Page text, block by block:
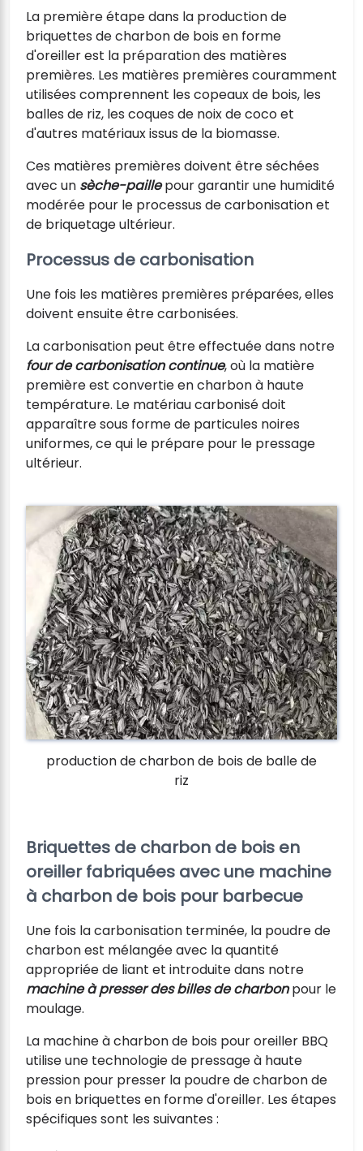
La première étape dans la production de
briquettes de charbon de bois en forme
d'oreiller est la préparation des matières
premières. Les matières premières couramment
utilisées comprennent les copeaux de bois, les
balles de riz, les coques de noix de coco et
d'autres matériaux issus de la biomasse.
Ces matières premières doivent être séchées
avec un sèche-paillepour garantir une humidité
modérée pour le processus de carbonisation et
de briquetage ultérieur.
Processus de carbonisation
Une fois les matières premières préparées, elles
doivent ensuite être carbonisées.
La carbonisation peut être effectuée dans notre
four de carbonisation continue, où la matière
première est convertie en charbon à haute
température. Le matériau carbonisé doit
apparaître sous forme de particules noires
uniformes, ce qui le prépare pour le pressage
ultérieur.
production de charbon de bois de balle de
riz
Briquettes de charbon de bois en
oreiller fabriquées avec une machine
à charbon de bois pour barbecue
Une fois la carbonisation terminée, la poudre de
charbon est mélangée avec la quantité
appropriée de liant et introduite dans notre
machine à presser des billes de charbonpour le
moulage.
La machine à charbon de bois pour oreiller BBQ
utilise une technologie de pressage à haute
pression pour presser la poudre de charbon de
bois en briquettes en forme d'oreiller. Les étapes
spécifiques sont les suivantes :